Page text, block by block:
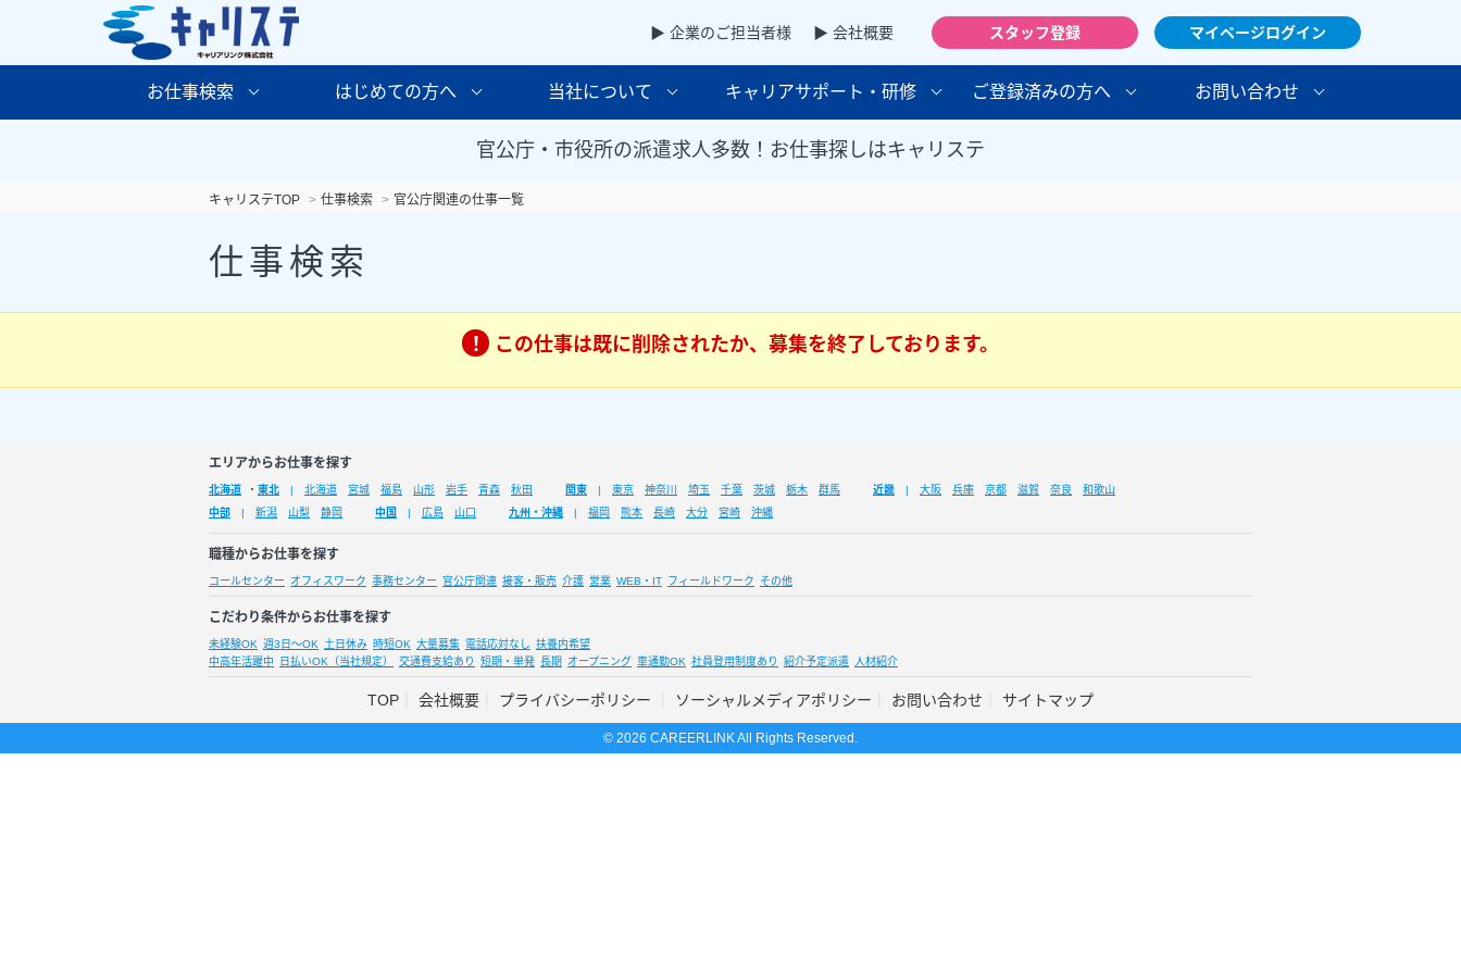
▶ 企業のご担当者様 ▶ 会社概要 スタッフ登録 マイページログイン
お仕事検索 はじめての方へ 当社について キャリアサポート・研修 ご登録済みの方へ お問い合わせ
官公庁・市役所の派遣求人多数！お仕事探しはキャリステ
キャリステTOP 仕事検索 官公庁関連の仕事一覧
仕事検索
この仕事は既に削除されたか、募集を終了しております。
エリアからお仕事を探す
北海道 ・ 東北 北海道 宮城 福島 山形 岩手 青森 秋田 関東 東京 神奈川 埼玉 千葉 茨城 栃木 群馬 近畿 大阪 兵庫 京都 滋賀 奈良
和歌山
中部
新潟 山梨 静岡 中国 広島 山口 九州・沖縄 福岡 熊本 長崎 大分 宮崎 沖縄
職種からお仕事を探す
コールセンター オフィスワーク 事務センター 官公庁関連 接客・販売 介護 営業 WEB・IT フィールドワーク その他
こだわり条件からお仕事を探す
未経験OK 週3日～OK 土日休み 時短OK 大量募集 電話応対なし 扶養内希望
中高年活躍中
日払いOK（当社規定） 交通費支給あり 短期・単発 長期 オープニング 車通勤OK 社員登用制度あり 紹介予定派遣 人材紹介
TOP 会社概要 プライバシーポリシー ソーシャルメディアポリシー お問い合わせ サイトマップ
© 2026 CAREERLINK All Rights Reserved.